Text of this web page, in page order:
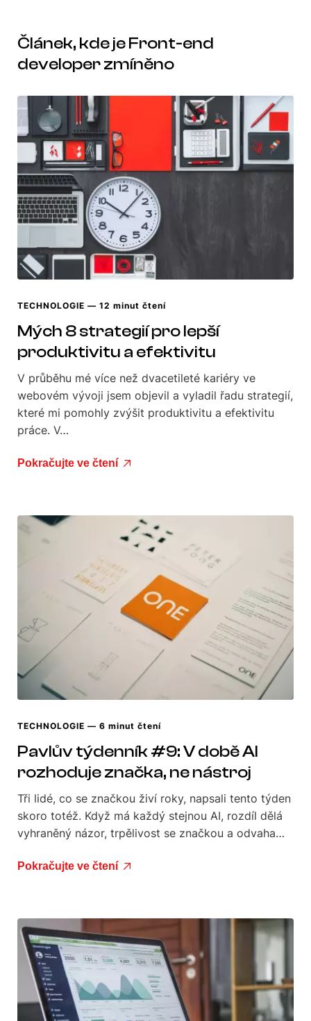
Článek, kde je Front-end
developer zmíněno
TECHNOLOGIE — 12 minut čtení
Mých 8 strategií pro lepší
produktivitu a efektivitu
V průběhu mé více než dvacetileté kariéry ve
webovém vývoji jsem objevil a vyladil řadu strategií,
které mi pomohly zvýšit produktivitu a efektivitu
práce. V…
Pokračujte ve čtení
TECHNOLOGIE — 6 minut čtení
Pavlův týdenník #9: V době AI
rozhoduje značka, ne nástroj
Tři lidé, co se značkou živí roky, napsali tento týden
skoro totéž. Když má každý stejnou AI, rozdíl dělá
vyhraněný názor, trpělivost se značkou a odvaha…
Pokračujte ve čtení